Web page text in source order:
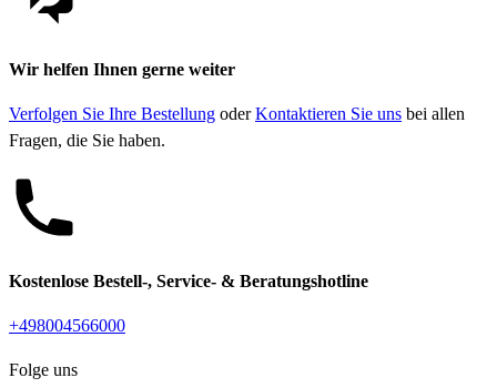
Wir helfen Ihnen gerne weiter
Verfolgen Sie Ihre Bestellung oderKontaktieren Sie uns bei allen
Fragen, die Sie haben.
Kostenlose Bestell-, Service- & Beratungshotline
+498004566000
Folge uns